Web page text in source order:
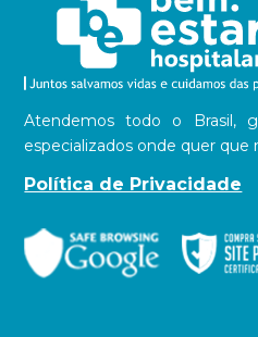
Atendemos todo o Brasil,
especializados onde quer que
Política de Privacidade